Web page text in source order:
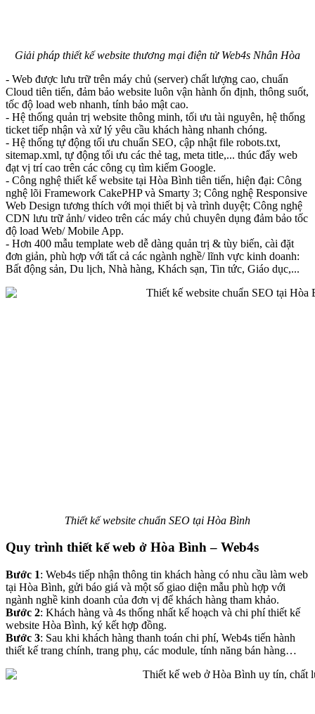
Giải pháp thiết kế website thương mại điện tử Web4s Nhân Hòa
- Web được lưu trữ trên máy chủ (server) chất lượng cao, chuẩn
Cloud tiên tiến, đảm bảo website luôn vận hành ổn định, thông suốt,
tốc độ load web nhanh, tính bảo mật cao.
- Hệ thống quản trị website thông minh, tối ưu tài nguyên, hệ thống
ticket tiếp nhận và xử lý yêu cầu khách hàng nhanh chóng.
- Hệ thống tự động tối ưu chuẩn SEO, cập nhật file robots.txt,
sitemap.xml, tự động tối ưu các thẻ tag, meta title,... thúc đẩy web
đạt vị trí cao trên các công cụ tìm kiếm Google.
- Công nghệ thiết kế website tại Hòa Bình tiên tiến, hiện đại: Công
nghệ lõi Framework CakePHP và Smarty 3; Công nghệ Responsive
Web Design tương thích với mọi thiết bị và trình duyệt; Công nghệ
CDN lưu trữ ảnh/ video trên các máy chủ chuyên dụng đảm bảo tốc
độ load Web/ Mobile App.
- Hơn 400 mẫu template web dễ dàng quản trị & tùy biến, cài đặt
đơn giản, phù hợp với tất cả các ngành nghề/ lĩnh vực kinh doanh:
Bất động sản, Du lịch, Nhà hàng, Khách sạn, Tin tức, Giáo dục,...
Thiết kế website chuẩn SEO tại Hòa Bình
Quy trình thiết kế web ở Hòa Bình – Web4s
Bước 1: Web4s tiếp nhận thông tin khách hàng có nhu cầu làm web
tại Hòa Bình, gửi báo giá và một số giao diện mẫu phù hợp với
ngành nghề kinh doanh của đơn vị để khách hàng tham khảo.
Bước 2: Khách hàng và 4s thống nhất kế hoạch và chi phí thiết kế
website Hòa Bình, ký kết hợp đồng.
Bước 3: Sau khi khách hàng thanh toán chi phí, Web4s tiến hành
thiết kế trang chính, trang phụ, các module, tính năng bán hàng…